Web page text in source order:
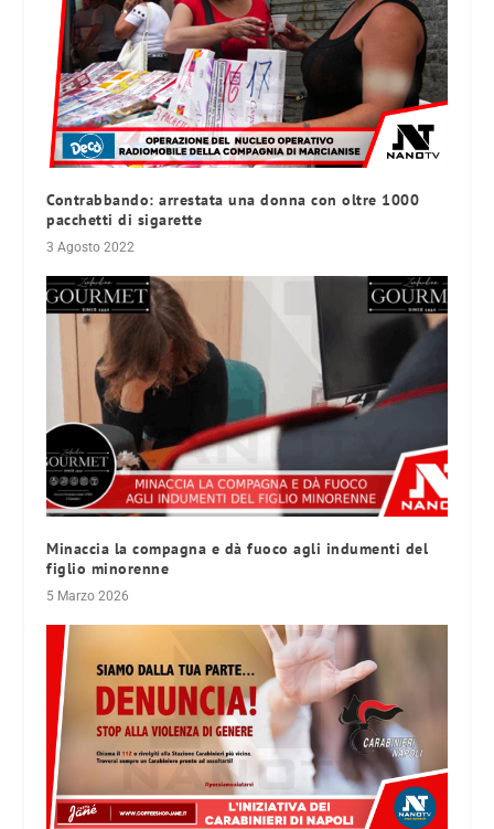
Contrabbando: arrestata una donna con oltre 1000
pacchetti di sigarette
3 Agosto 2022
Minaccia la compagna e dà fuoco agli indumenti del
figlio minorenne
5 Marzo 2026